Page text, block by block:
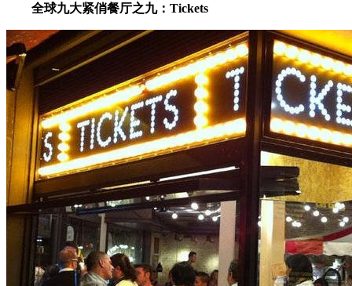
全球九大紧俏餐厅之九：Tickets